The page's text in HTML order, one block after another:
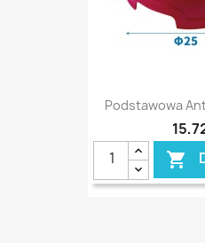
Podstawowa
